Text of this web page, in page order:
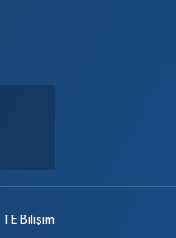
TE Bilişim